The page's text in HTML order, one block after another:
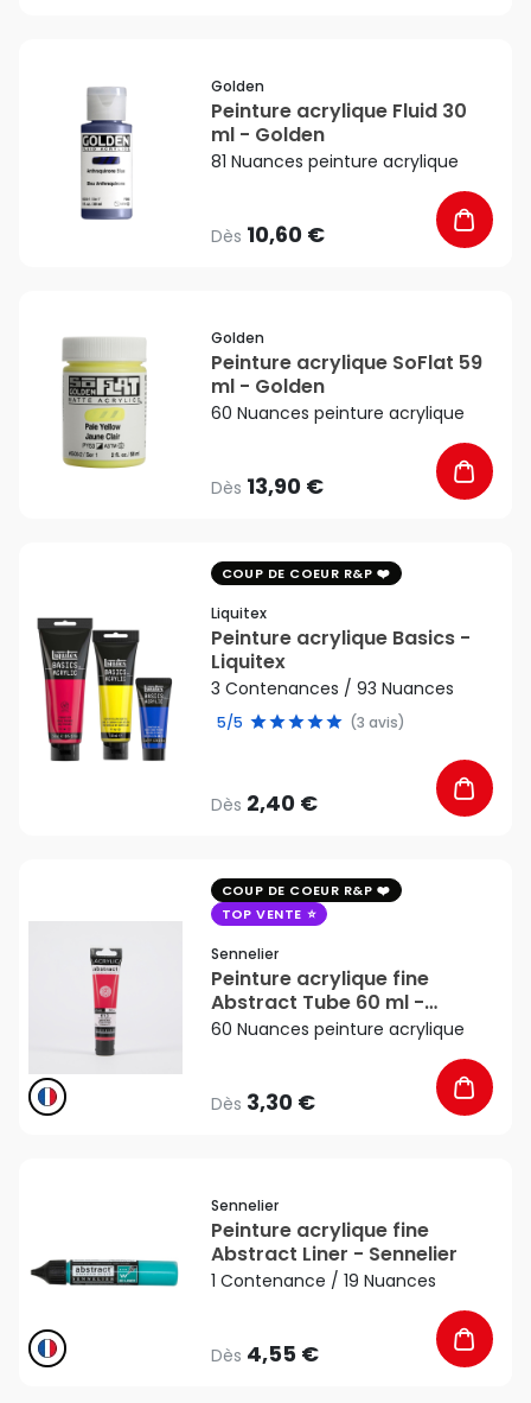
Golden
Peinture acrylique Fluid 30
ml - Golden
81 Nuances peinture acrylique
Dès 10,60 €
Golden
Peinture acrylique SoFlat 59
ml - Golden
60 Nuances peinture acrylique
Dès 13,90 €
COUP DE COEUR R&P
Liquitex
Peinture acrylique Basics -
Liquitex
3 Contenances / 93 Nuances
5/5 (3 avis)
Dès 2,40 €
COUP DE COEUR R&P
TOP VENTE
Sennelier
Peinture acrylique fine
Abstract Tube 60 ml -
Sennelier
60 Nuances peinture acrylique
Dès 3,30 €
Sennelier
Peinture acrylique fine
Abstract Liner - Sennelier
1 Contenance / 19 Nuances
Dès 4,55 €